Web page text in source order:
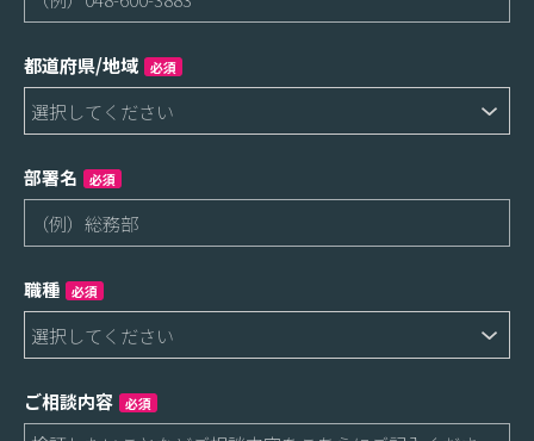
都道府県/地域 必須
部署名 必須
職種 必須
ご相談内容 必須